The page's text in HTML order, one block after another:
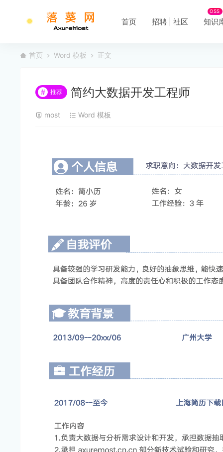
首页 招聘 | 社区 知识
OSS
首页 Word 模板 正文
# 推荐 简约大数据开发工程师
most Word 模板